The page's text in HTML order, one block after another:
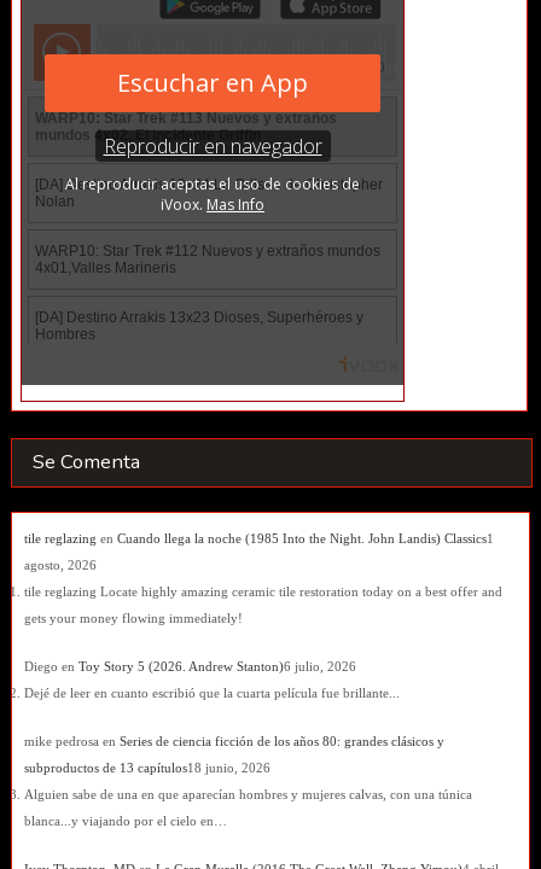
Se Comenta
tile reglazing en Cuando llega la noche (1985 Into the Night. John Landis) Classics1
agosto, 2026
tile reglazing Locate highly amazing ceramic tile restoration today on a best offer and
gets your money flowing immediately!
Diego en Toy Story 5 (2026. Andrew Stanton)6 julio, 2026
Dejé de leer en cuanto escribió que la cuarta película fue brillante...
mike pedrosa en Series de ciencia ficción de los años 80: grandes clásicos y
subproductos de 13 capítulos18 junio, 2026
Alguien sabe de una en que aparecían hombres y mujeres calvas, con una túnica
blanca...y viajando por el cielo en…